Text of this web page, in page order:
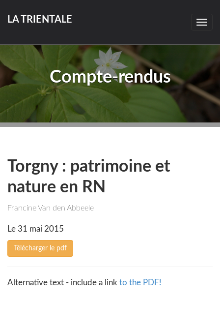
LA TRIENTALE
Compte-rendus
Torgny : patrimoine et
nature en RN
Francine Van den Abbeele
Le 31 mai 2015
Télécharger le pdf
Alternative text - include a link to the PDF!